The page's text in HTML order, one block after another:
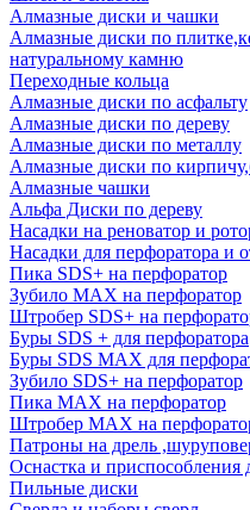
Алмазные диски и чашки
Алмазные диски по
натуральному камню
Переходные кольца
Алмазные диски по асфальту
Алмазные диски по дереву
Алмазные диски по металлу
Алмазные диски по
Алмазные чашки
Альфа Диски по дереву
Насадки на реноватор и
Насадки для перфоратора и
Пика SDS+ на перфоратор
Зубило MAX на перфоратор
Штробер SDS+ на
Буры SDS + для перфоратора
Буры SDS MAX для
Зубило SDS+ на перфоратор
Пика MAX на перфоратор
Штробер MAX на
Патроны на дрель
Оснастка и
Пильные диски